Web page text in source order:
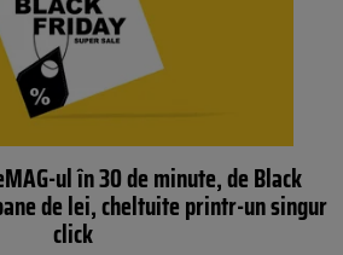
ul în 30 de minute, de Black
de lei, cheltuite printr-un singur
click